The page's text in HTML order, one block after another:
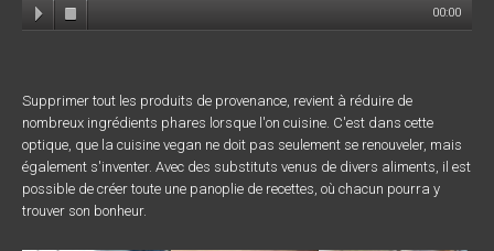
00:00
Supprimer tout les produits de provenance, revient à réduire de
nombreux ingrédients phares lorsque l'on cuisine. C'est dans cette
optique, que la cuisine vegan ne doit pas seulement se renouveler, mais
également s'inventer. Avec des substituts venus de divers aliments, il est
possible de créer toute une panoplie de recettes, où chacun pourra y
trouver son bonheur.